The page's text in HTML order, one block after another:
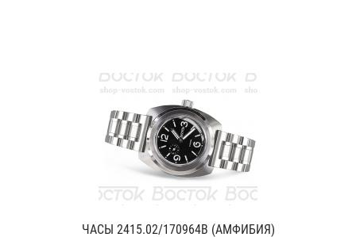
ЧАСЫ 2415.02/170964B (АМФИБИЯ)